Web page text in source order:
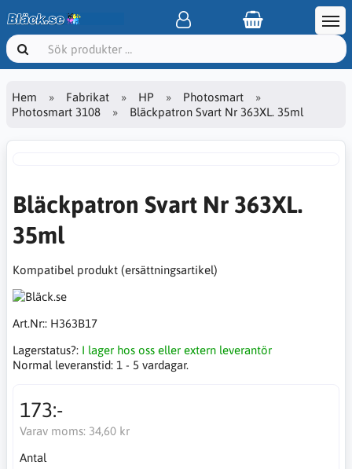
Hem Fabrikat HP
Photosmart
Photosmart 3108
Bläckpatron Svart Nr 363XL. 35ml
Bläckpatron Svart Nr 363XL.
35ml
Kompatibel produkt (ersättningsartikel)
Art.Nr:: H363B17
Lagerstatus?: I lager hos oss eller extern leverantör
Normal leveranstid: 1 - 5 vardagar.
173:-
Varav moms: 34,60 kr
Antal